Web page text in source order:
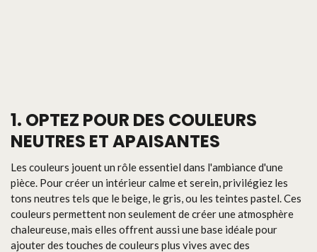
1. OPTEZ POUR DES COULEURS
NEUTRES ET APAISANTES
Les couleurs jouent un rôle essentiel dans l'ambiance d'une
pièce. Pour créer un intérieur calme et serein, privilégiez les
tons neutres tels que le beige, le gris, ou les teintes pastel. Ces
couleurs permettent non seulement de créer une atmosphère
chaleureuse, mais elles offrent aussi une base idéale pour
ajouter des touches de couleurs plus vives avec des